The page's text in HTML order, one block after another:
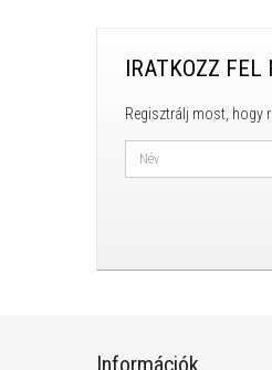
IRATKOZZ FEL
Regisztrálj most, hogy